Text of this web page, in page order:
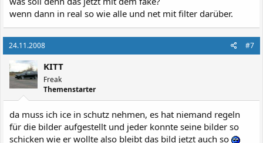
wenn dann in real so wie alle und net mit filter darüber.
24.11.2008 #7
KITT
Freak
Themenstarter
da muss ich ice in schutz nehmen, es hat niemand regeln
für die bilder aufgestellt und jeder konnte seine bilder so
schicken wie er wollte also bleibt das bild jetzt auch so